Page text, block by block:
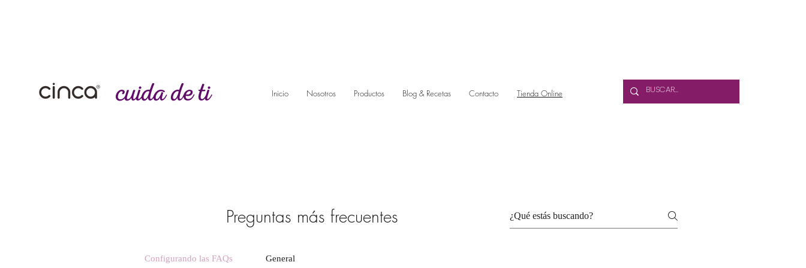
cuida de ti Inicio Nosotros Productos Blog & Recetas Contacto Tienda Online
Preguntas más frecuentes
Configurando las FAQs General